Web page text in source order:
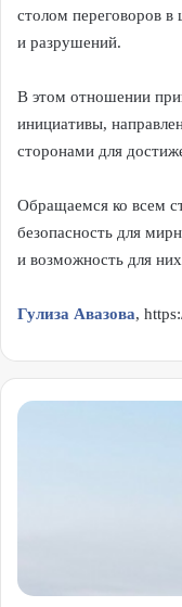
столом переговоров
и разрушений.
В этом отношении
инициативы,
сторонами для
Обращаемся ко всем
безопасность для
и возможность для
Гулиза Авазова,